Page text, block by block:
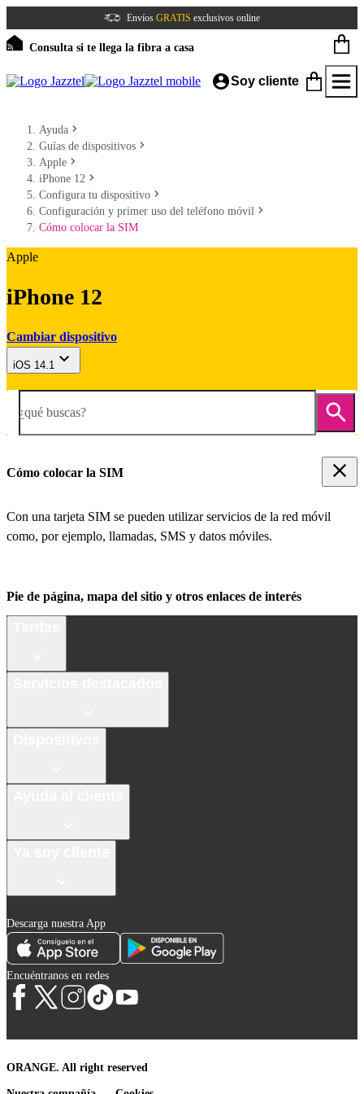
Envíos GRATIS exclusivos online
Consulta si te llega la fibra a casa
Soy cliente
Ayuda
Guías de dispositivos
Apple
iPhone 12
Configura tu dispositivo
Configuración y primer uso del teléfono móvil
Cómo colocar la SIM
Apple
iPhone 12
Cambiar dispositivo
iOS 14.1
¿qué buscas?
Cómo colocar la SIM
Con una tarjeta SIM se pueden utilizar servicios de la red móvil
como, por ejemplo, llamadas, SMS y datos móviles.
Pie de página, mapa del sitio y otros enlaces de interés
Descarga nuestra App
Encuéntranos en redes
ORANGE. All right reserved